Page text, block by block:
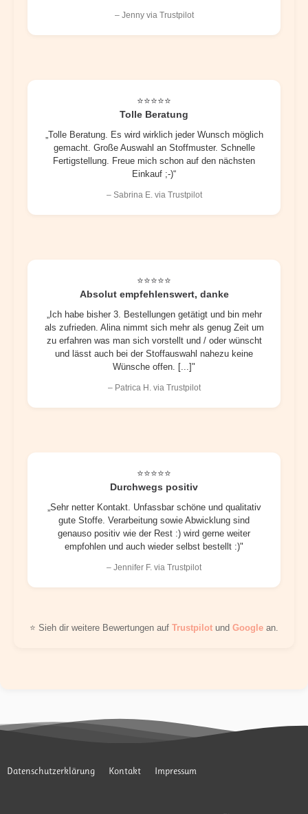
– Jenny via Trustpilot
⭐⭐⭐⭐⭐
Tolle Beratung
„Tolle Beratung. Es wird wirklich jeder Wunsch möglich
gemacht. Große Auswahl an Stoffmuster. Schnelle
Fertigstellung. Freue mich schon auf den nächsten
Einkauf ;-)“
– Sabrina E. via Trustpilot
⭐⭐⭐⭐⭐
Absolut empfehlenswert, danke
„Ich habe bisher 3. Bestellungen getätigt und bin mehr
als zufrieden. Alina nimmt sich mehr als genug Zeit um
zu erfahren was man sich vorstellt und / oder wünscht
und lässt auch bei der Stoffauswahl nahezu keine
Wünsche offen. [...]"
– Patrica H. via Trustpilot
⭐⭐⭐⭐⭐
Durchwegs positiv
„Sehr netter Kontakt. Unfassbar schöne und qualitativ
gute Stoffe. Verarbeitung sowie Abwicklung sind
genauso positiv wie der Rest :) wird gerne weiter
empfohlen und auch wieder selbst bestellt :)"
– Jennifer F. via Trustpilot
⭐ Sieh dir weitere Bewertungen auf Trustpilot und Google an.
Datenschutzerklärung Kontakt Impressum